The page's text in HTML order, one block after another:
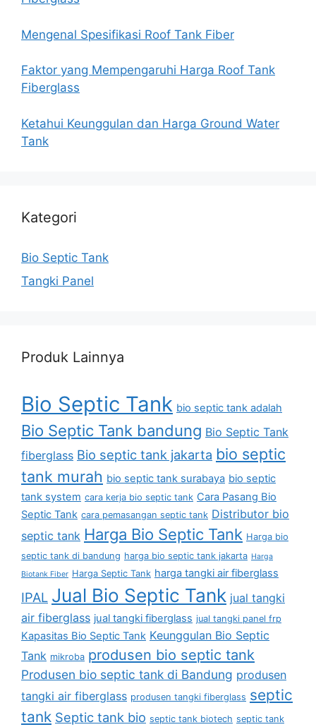
Mengenal Spesifikasi Roof Tank Fiber
Faktor yang Mempengaruhi Harga Roof Tank
Fiberglass
Ketahui Keunggulan dan Harga Ground Water
Tank
Kategori
Bio Septic Tank
Tangki Panel
Produk Lainnya
Bio Septic Tank bio septic tank adalah
Bio Septic Tank bandung Bio Septic Tank
fiberglass Bio septic tank jakarta bio septic
tank murah bio septic tank surabaya bio septic
tank system cara kerja bio septic tank Cara Pasang Bio
Septic Tank cara pemasangan septic tank Distributor bio
septic tank Harga Bio Septic Tank Harga bio
septic tank di bandung harga bio septic tank jakarta Harga
Biotank Fiber Harga Septic Tank harga tangki air fiberglass
IPAL Jual Bio Septic Tank jual tangki
air fiberglass jual tangki fiberglass jual tangki panel frp
Kapasitas Bio Septic Tank Keunggulan Bio Septic
Tank mikroba produsen bio septic tank
Produsen bio septic tank di Bandung produsen
tangki air fiberglass produsen tangki fiberglass septic
tank Septic tank bio septic tank biotech septic tank